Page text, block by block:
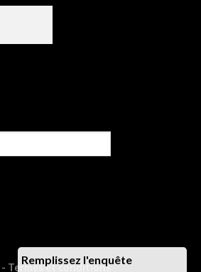
- Termes et conditions
Remplissez l'enquête